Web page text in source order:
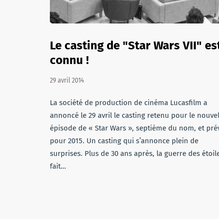
Le casting de "Star Wars VII"
connu !
29 avril 2014
La société de production de cinéma Lucasfilm a
annoncé le 29 avril le casting retenu pour le nouvel
épisode de « Star Wars », septième du nom, et
pour 2015. Un casting qui s’annonce plein de
surprises. Plus de 30 ans après, la guerre des
fait…